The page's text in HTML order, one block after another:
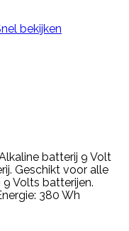
bekijken
batterij 9 Volt
Geschikt voor alle
Volts batterijen.
380 Wh